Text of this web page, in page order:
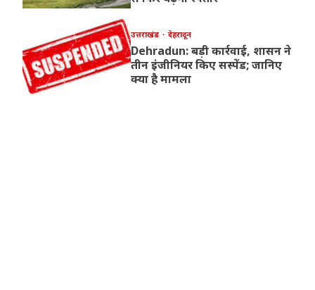
उत्तराखंड देहरादून
Dehradun: बड़ी कार्रवाई, शासन ने
तीन इंजीनियर किए सस्पेंड; जानिए
क्या है मामला